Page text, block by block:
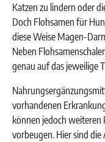
Katzen zu lindern oder
Doch Flohsamen für
diese Weise Magen-
Neben
genau auf das jeweilige
vorhandenen
können jedoch
vorbeugen. Hier sind